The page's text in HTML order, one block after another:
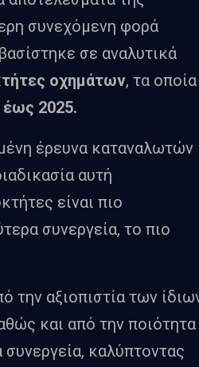
συνεχόμενη φορά
σε αναλυτικά
οχημάτων, τα οποία
έως 2025.
έρευνα καταναλωτών
αυτή
είναι πιο
συνεργεία, το πιο
την αξιοπιστία των
και από την ποιότητα
καλύπτοντας